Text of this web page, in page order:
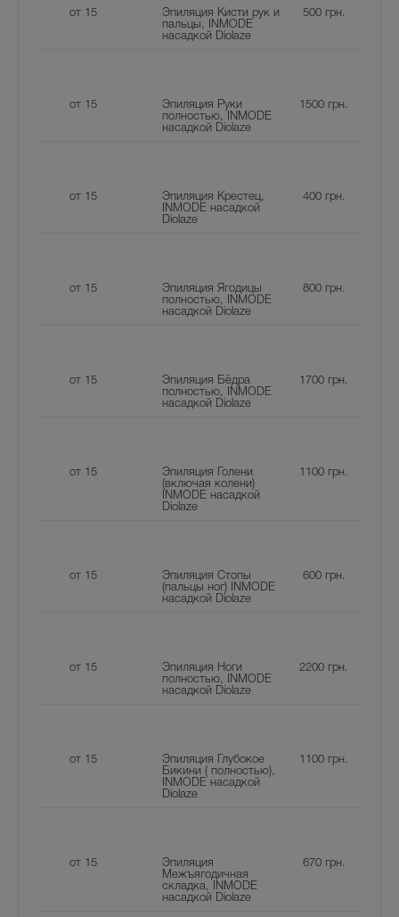
от 15
Эпиляция Кисти рук и
пальцы, INMODE
насадкой Diolaze
500грн.
от 15
Эпиляция Руки
полностью, INMODE
насадкой Diolaze
1500 грн.
от 15
Эпиляция Крестец,
INMODE насадкой
Diolaze
400грн.
от 15
Эпиляция Ягодицы
полностью, INMODE
насадкой Diolaze
800грн.
от 15
Эпиляция Бёдра
полностью, INMODE
насадкой Diolaze
1700 грн.
от 15
Эпиляция Голени
(включая колени)
INMODE насадкой
Diolaze
1100 грн.
от 15
Эпиляция Стопы
(пальцы ног) INMODE
насадкой Diolaze
600грн.
от 15
Эпиляция Ноги
полностью, INMODE
насадкой Diolaze
2200 грн.
от 15
Эпиляция Глубокое
Бикини ( полностью),
INMODE насадкой
Diolaze
1100 грн.
от 15
Эпиляция
Межъягодичная
складка, INMODE
насадкой Diolaze
670грн.